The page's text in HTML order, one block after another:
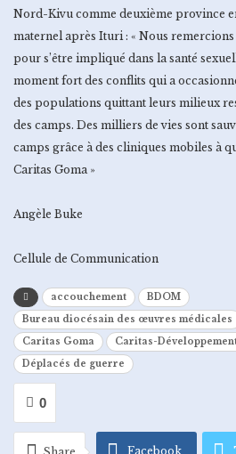
Nord-Kivu comme deuxième province
maternel après Ituri : « Nous
pour s’être impliqué dans la santé
moment fort des conflits qui a
des populations quittant leurs milieux
des camps. Des milliers de vies sont
camps grâce à des cliniques mobiles à
Caritas Goma »
Angèle Buke
Cellule de Communication
accouchement
BDOM
Bureau diocésain des œuvres médicales
Caritas Goma
Caritas-
Déplacés de guerre
0
Facebook